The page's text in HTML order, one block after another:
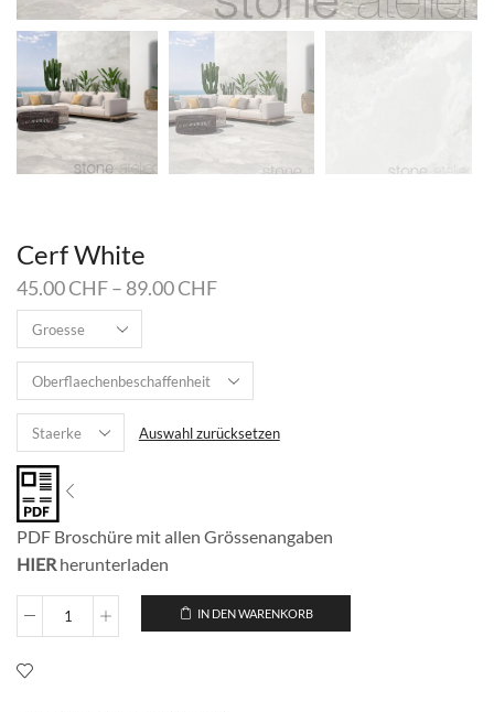
Cerf White
45.00CHF– 89.00CHF
Auswahl zurücksetzen
PDF Broschüre mit allen Grössenangaben
HIER herunterladen
Cerf
IN DEN WARENKORB